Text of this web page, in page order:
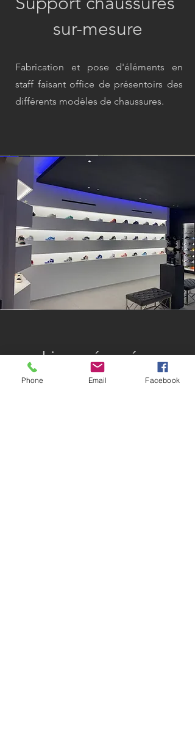
sur-mesure
Fabrication et pose d'éléments en
staff faisant office de présentoirs des
différents modèles de chaussures.
Ligne épurée
Phone Email Facebook